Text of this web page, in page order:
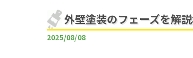
外壁塗装のフェーズを解
2025/08/08